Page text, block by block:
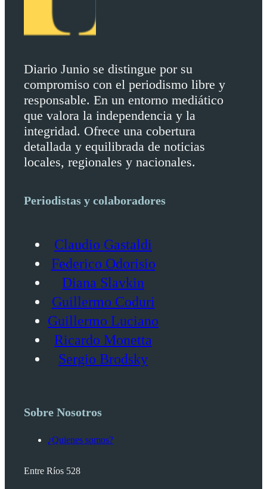
Diario Junio se distingue por su
compromiso con el periodismo libre y
responsable. En un entorno mediático
que valora la independencia y la
integridad. Ofrece una cobertura
detallada y equilibrada de noticias
locales, regionales y nacionales.
Periodistas y colaboradores
Claudio Gastaldi
Federico Odorisio
Diana Slavkin
Guillermo Coduri
Guillermo Luciano
Ricardo Monetta
Sergio Brodsky
Sobre Nosotros
¿Quienes somos?
Entre Ríos 528